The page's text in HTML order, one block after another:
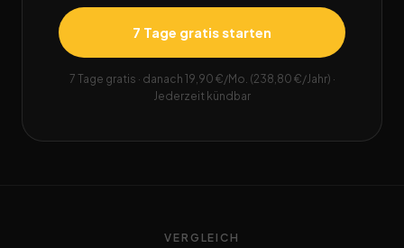
7 Tage gratis starten
7 Tage gratis · danach 19,90 €/Mo. (238,80 €/Jahr) ·
Jederzeit kündbar
VERGLEICH